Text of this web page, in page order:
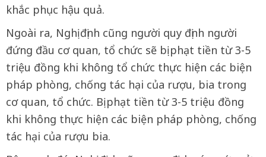
khắc phục hậu quả.
Ngoài ra, Nghị định cũng người quy định người
đứng đầu cơ quan, tổ chức sẽ bị phạt tiền từ 3-5
triệu đồng khi không tổ chức thực hiện các biện
pháp phòng, chống tác hại của rượu, bia trong
cơ quan, tổ chức. Bị phạt tiền từ 3-5 triệu đồng
khi không thực hiện các biện pháp phòng, chống
tác hại của rượu bia.